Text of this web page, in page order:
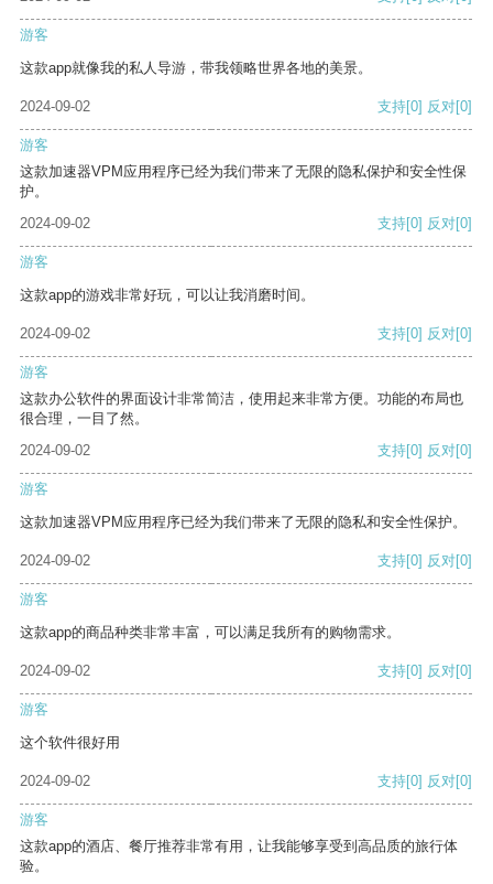
游客
这款app就像我的私人导游，带我领略世界各地的美景。
2024-09-02 支持[0] 反对[0]
游客
这款加速器VPM应用程序已经为我们带来了无限的隐私保护和安全性保
护。
2024-09-02
支持[0] 反对[0]
游客
这款app的游戏非常好玩，可以让我消磨时间。
2024-09-02 支持[0] 反对[0]
游客
这款办公软件的界面设计非常简洁，使用起来非常方便。功能的布局也
很合理，一目了然。
2024-09-02
支持[0] 反对[0]
游客
这款加速器VPM应用程序已经为我们带来了无限的隐私和安全性保护。
2024-09-02 支持[0] 反对[0]
游客
这款app的商品种类非常丰富，可以满足我所有的购物需求。
2024-09-02 支持[0] 反对[0]
游客
这个软件很好用
2024-09-02 支持[0] 反对[0]
游客
这款app的酒店、餐厅推荐非常有用，让我能够享受到高品质的旅行体
验。